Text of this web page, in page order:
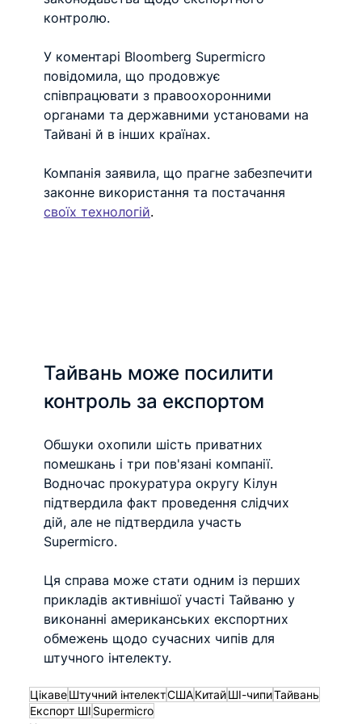
контролю.
У коментарі Bloomberg Supermicro
повідомила, що продовжує
співпрацювати з правоохоронними
органами та державними установами на
Тайвані й в інших країнах.
Компанія заявила, що прагне забезпечити
законне використання та постачання
своїх технологій.
Тайвань може посилити
контроль за експортом
Обшуки охопили шість приватних
помешкань і три пов'язані компанії.
Водночас прокуратура округу Кілун
підтвердила факт проведення слідчих
дій, але не підтвердила участь
Supermicro.
Ця справа може стати одним із перших
прикладів активнішої участі Тайваню у
виконанні американських експортних
обмежень щодо сучасних чипів для
штучного інтелекту.
ЦікавеШтучний інтелектСШАКитайШІ-чипиТайвань
Експорт ШІ Supermicro